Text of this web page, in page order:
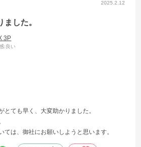
2025.2.12
した。
3P
:良い
とても早く、大変助かりました。
ては、御社にお願いしようと思います。